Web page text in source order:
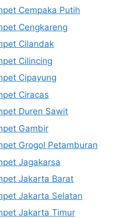
Cempaka Putih
Cengkareng
Cilandak
Cilincing
Cipayung
Ciracas
Duren Sawit
Gambir
Grogol Petamburan
Jagakarsa
Jakarta Barat
Jakarta Selatan
Jakarta Timur